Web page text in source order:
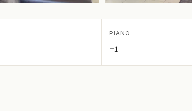
PIANO
-1